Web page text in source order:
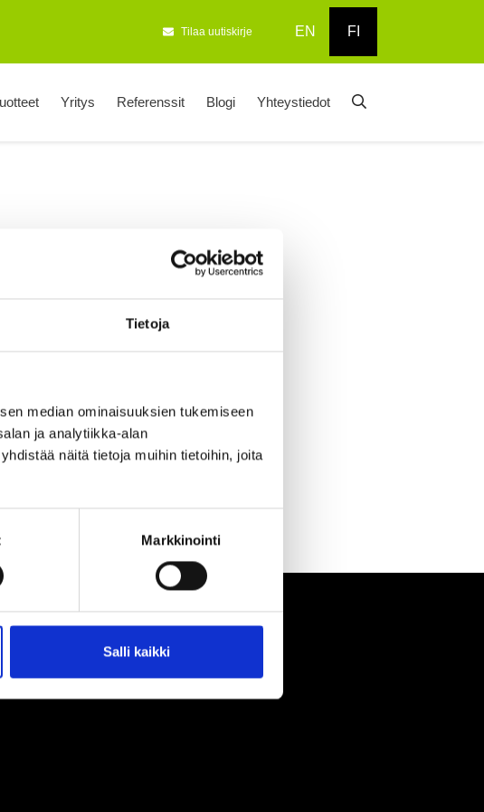
Tietoja
median ominaisuuksien tukemiseen
ja analytiikka-alan
näitä tietoja muihin tietoihin, joita
Markkinointi
Salli kaikki
Tilaa uutiskirje EN FI
Yritys Referenssit Blogi Yhteystiedot